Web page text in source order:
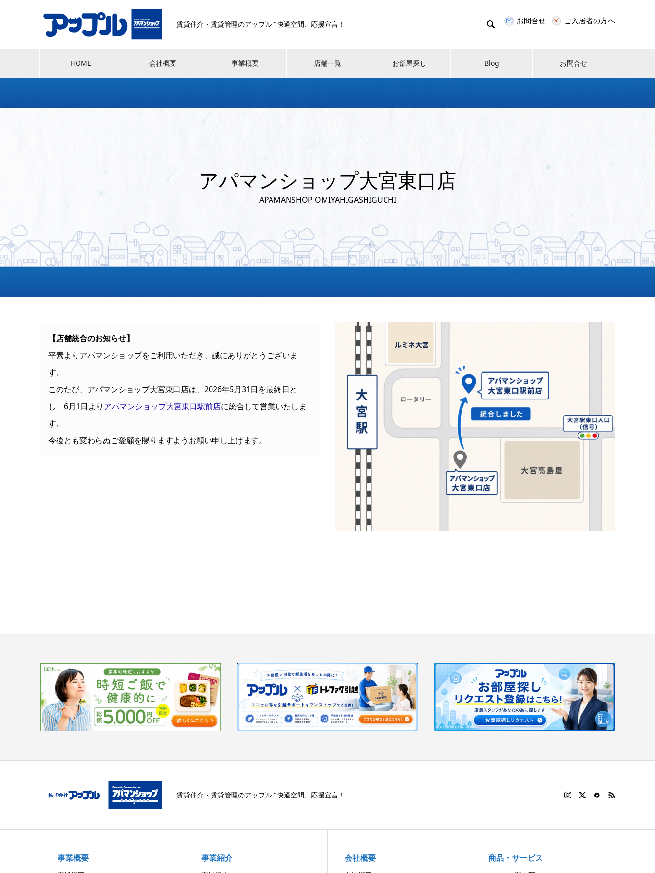
賃貸仲介・賃貸管理のアップル "快適空間、応援宣言！"  お問合せ ご入居者の方へ
HOME 会社概要 事業概要 店舗一覧 お部屋探し Blog お問合せ
アパマンショップ大宮東口店
APAMANSHOP OMIYAHIGASHIGUCHI
【店舗統合のお知らせ】
平素よりアパマンショップをご利用いただき、誠にありがとうございま
す。
このたび、アパマンショップ大宮東口店は、2026年5月31日を最終日と
し、6月1日より アパマンショップ大宮東口駅前店に統合して営業いたしま
す。
今後とも変わらぬご愛顧を賜りますようお願い申し上げます。
賃貸仲介・賃貸管理のアップル "快適空間、応援宣言！"
事業概要 事業紹介 会社概要 商品・サービス